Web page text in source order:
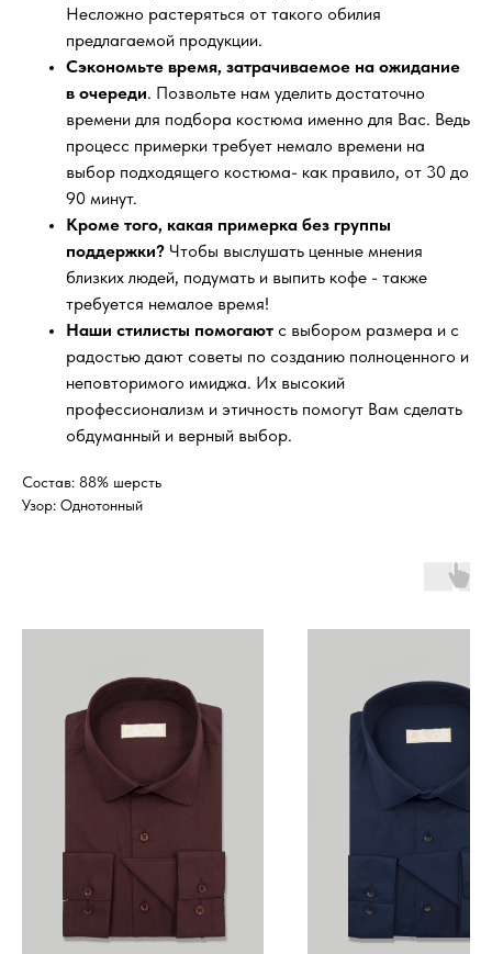
Несложно растеряться от такого обилия
предлагаемой продукции.
Сэкономьте время, затрачиваемое на ожидание
в очереди. Позвольте нам уделить достаточно
времени для подбора костюма именно для Вас. Ведь
процесс примерки требует немало времени на
выбор подходящего костюма- как правило, от 30 до
90 минут.
Кроме того, какая примерка без группы
поддержки? Чтобы выслушать ценные мнения
близких людей, подумать и выпить кофе - также
требуется немалое время!
Наши стилисты помогают с выбором размера и с
радостью дают советы по созданию полноценного и
неповторимого имиджа. Их высокий
профессионализм и этичность помогут Вам сделать
обдуманный и верный выбор.
Состав: 88% шерсть
Узор: Однотонный